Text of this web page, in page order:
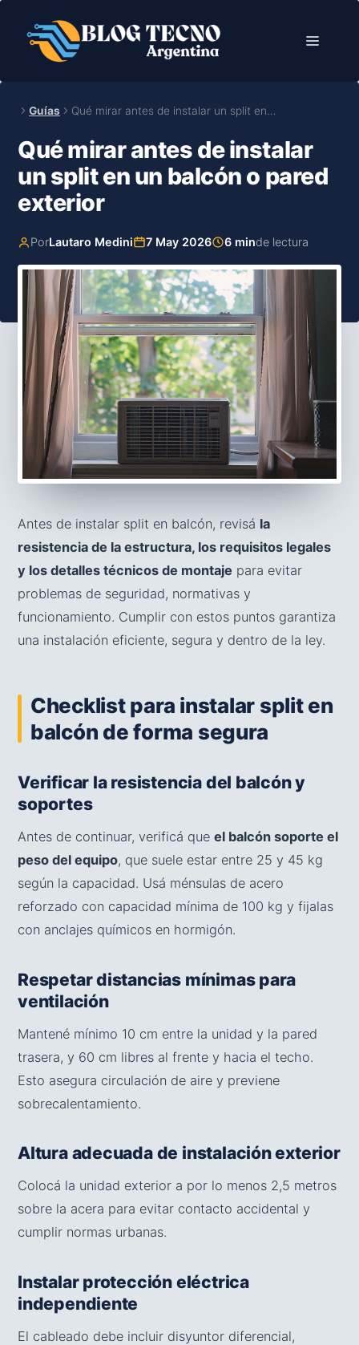
contenido
Menú
Guías Qué mirar antes de instalar un split en…
Qué mirar antes de instalar
un split en un balcón o pared
exterior
PorLautaro Medini 7 May 2026 6 minde lectura
Antes de instalar split en balcón, revisá la
resistencia de la estructura, los requisitos legales
y los detalles técnicos de montaje para evitar
problemas de seguridad, normativas y
funcionamiento. Cumplir con estos puntos garantiza
una instalación eficiente, segura y dentro de la ley.
Checklist para instalar split en
balcón de forma segura
Verificar la resistencia del balcón y
soportes
Antes de continuar, verificá que el balcón soporte el
peso del equipo, que suele estar entre 25 y 45 kg
según la capacidad. Usá ménsulas de acero
reforzado con capacidad mínima de 100 kg y fijalas
con anclajes químicos en hormigón.
Respetar distancias mínimas para
ventilación
Mantené mínimo 10 cm entre la unidad y la pared
trasera, y 60 cm libres al frente y hacia el techo.
Esto asegura circulación de aire y previene
sobrecalentamiento.
Altura adecuada de instalación exterior
Colocá la unidad exterior a por lo menos 2,5 metros
sobre la acera para evitar contacto accidental y
cumplir normas urbanas.
Instalar protección eléctrica
independiente
El cableado debe incluir disyuntor diferencial,